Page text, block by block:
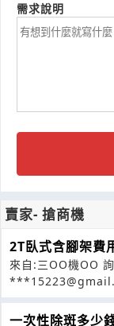
需求說明
賣家- 搶商機
2T臥式含腳架費
來自:三OO機OO
一次性除斑多少